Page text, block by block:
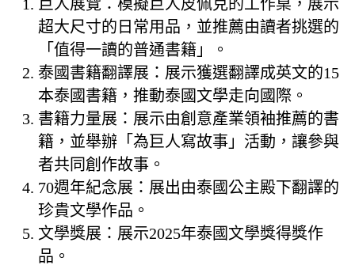
巨人展覽：模擬巨人皮佩克的工作桌，展示
超大尺寸的日常用品，並推薦由讀者挑選的
「值得一讀的普通書籍」。
泰國書籍翻譯展：展示獲選翻譯成英文的15
本泰國書籍，推動泰國文學走向國際。
書籍力量展：展示由創意產業領袖推薦的書
籍，並舉辦「為巨人寫故事」活動，讓參與
者共同創作故事。
70週年紀念展：展出由泰國公主殿下翻譯的
珍貴文學作品。
文學獎展：展示2025年泰國文學獎得獎作
品。